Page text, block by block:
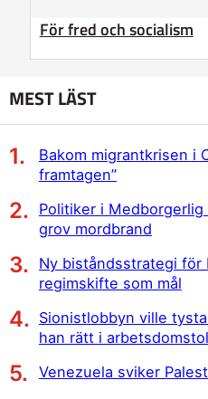
För fred och socialism
MEST LÄST
Bakom migrantkrisen i
framtagen”
Politiker i
grov mordbrand
Ny biståndsstrategi för
regimskifte som mål
Sionistlobbyn ville
han rätt i
Venezuela sviker